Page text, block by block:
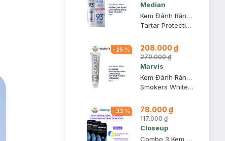
Median
Kem Đánh Răng Median IQ 93% Trắng Răng Màu Trắng Bạc 120g
Tartar Protection Toothpaste - White
-25 % 208.000 ₫
279.000 ₫
Marvis
Kem Đánh Răng Marvis Màu Bạc Cho Người Hút Thuốc 85ml
Smokers Whitening Mint Toothpaste
-33 % 78.000 ₫
117.000 ₫
Closeup
Combo 3 Kem Đánh Răng Closeup Diamond Attraction Trắng Răng 100g